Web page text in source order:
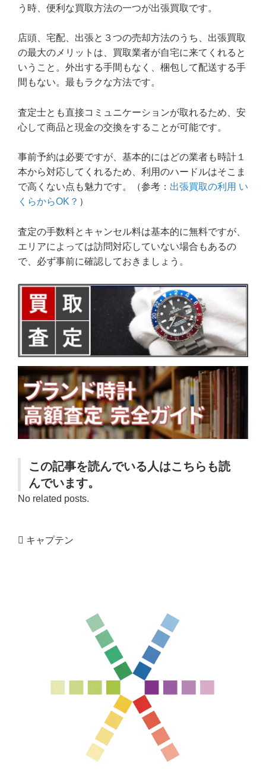
う時、便利な買取方法の一つが出張買取です。
店頭、宅配、出張と３つの売却方法のうち、出張買取
の最大のメリットは、買取業者が自宅に来てくれると
いうこと。外出する手間もなく、梱包して配送する手
間もない。最もラクな方法です。
査定士とも直接コミュニケーションが取れるため、安
心して商品と現金の交換をすることが可能です。
事前予約は必要ですが、基本的にはどの業者も時計１
本から対応してくれるため、利用のハードルはそこま
で高くない点も魅力です。（参考： 出張買取の利用 い
くらからOK？ ）
査定の手数料とキャンセル料は基本的に無料ですが、
エリアによっては訪問対応していない場合もあるの
で、必ず事前に確認しておきましょう。
この記事を読んでいる人はこちらも読
んでいます。
No related posts.
キャプテン